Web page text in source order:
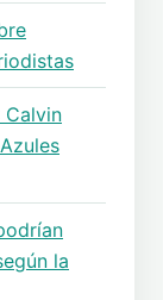
Calvin
la